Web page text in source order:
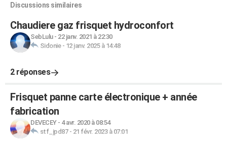
Discussions similaires
Chaudiere gaz frisquet hydroconfort
SebLulu- 22 janv. 2021 à 22:30
Sidonie- 12 janv. 2025 à 14:48
2 réponses
Frisquet panne carte électronique + année
fabrication
DEVECEY- 4 avr. 2020 à 08:54
stf_jpd87- 21 févr. 2023 à 07:01